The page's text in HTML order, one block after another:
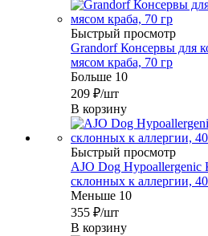
Быстрый просмотр
Grandorf Консервы для
мясом краба, 70 гр
Больше 10
209 ₽/шт
В корзину
Быстрый просмотр
AJO Dog Hypoallergenic
склонных к аллергии,
Меньше 10
355 ₽/шт
В корзину